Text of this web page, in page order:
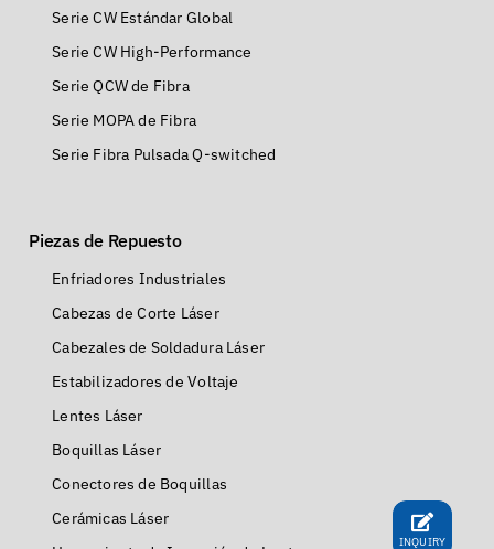
Serie CW Estándar Global
Serie CW High-Performance
Serie QCW de Fibra
Serie MOPA de Fibra
Serie Fibra Pulsada Q-switched
Piezas de Repuesto
Enfriadores Industriales
Cabezas de Corte Láser
Cabezales de Soldadura Láser
Estabilizadores de Voltaje
Lentes Láser
Boquillas Láser
Conectores de Boquillas
Cerámicas Láser
INQUIRY